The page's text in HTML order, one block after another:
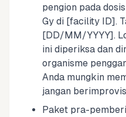
pengion pada
Gy di [facility ID].
[DD/MM/YYYY].
ini diperiksa dan
organisme
Anda mungkin
jangan
Paket pra-